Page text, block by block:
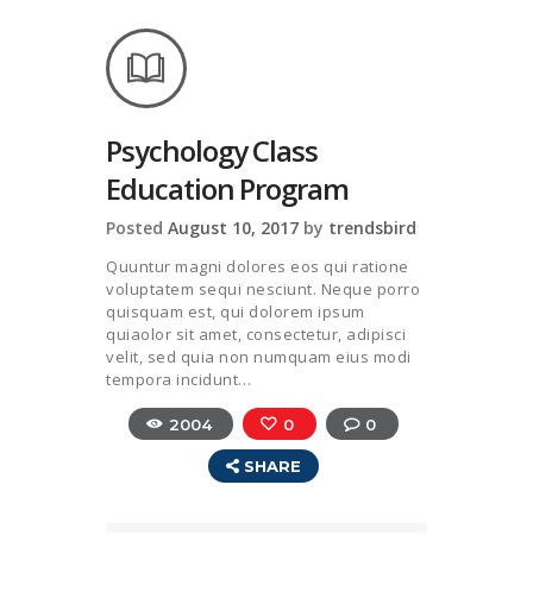
Psychology Class
Education Program
Posted August 10, 2017 by trendsbird
Quuntur magni dolores eos qui ratione
voluptatem sequi nesciunt. Neque porro
quisquam est, qui dolorem ipsum
quiaolor sit amet, consectetur, adipisci
velit, sed quia non numquam eius modi
tempora incidunt…
2004 0 0
SHARE